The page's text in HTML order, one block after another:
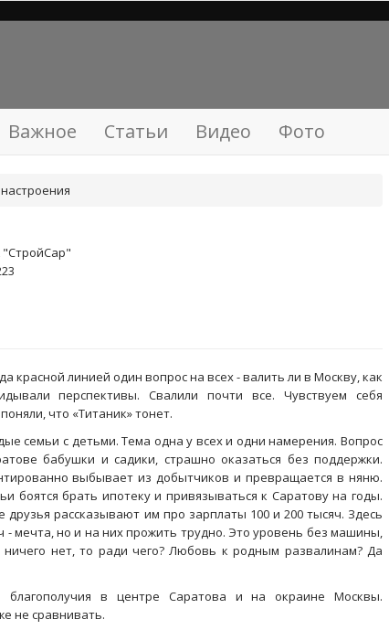
Важное Статьи Видео Фото
"СтройСар"
красной линией один вопрос на всех - валить ли в Москву, как
перспективы. Свалили почти все. Чувствуем себя
что «Титаник» тонет.
семьи с детьми. Тема одна у всех и одни намерения. Вопрос
бабушки и садики, страшно оказаться без поддержки.
выбывает из добытчиков и превращается в няню.
боятся брать ипотеку и привязываться к Саратову на годы.
рассказывают им про зарплаты 100 и 200 тысяч. Здесь
- мечта, но и на них прожить трудно. Это уровень без машины,
нет, то ради чего? Любовь к родным развалинам? Да
благополучия в центре Саратова и на окраине Москвы.
не сравнивать.